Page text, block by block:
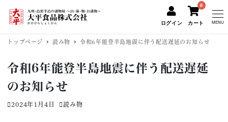
ログイン
0
カート MENU
トップページ 読み物 令和6年能登半島地震に伴う配送遅延のお知らせ
令和6年能登半島地震に伴う配送遅延
のお知らせ
投稿日
2024年1月4日
カテゴリー
読み物